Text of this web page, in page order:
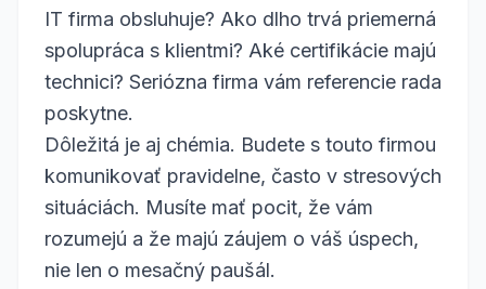
IT firma obsluhuje? Ako dlho trvá priemerná
spolupráca s klientmi? Aké certifikácie majú
technici? Seriózna firma vám referencie rada
poskytne.
Dôležitá je aj chémia. Budete s touto firmou
komunikovať pravidelne, často v stresových
situáciách. Musíte mať pocit, že vám
rozumejú a že majú záujem o váš úspech,
nie len o mesačný paušál.